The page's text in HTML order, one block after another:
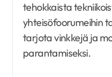
tehokkaista
yhteisöfoorumeihin
tarjota vinkkejä ja
parantamiseksi.